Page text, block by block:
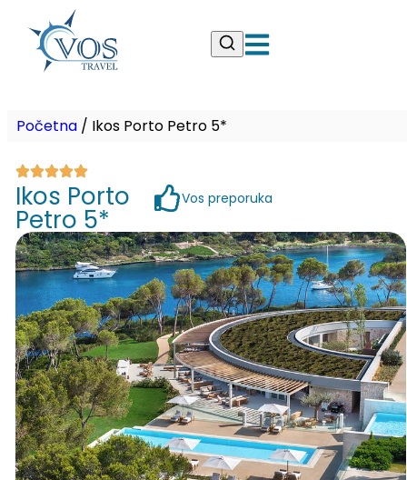
Početna / Ikos Porto Petro 5*
Ikos Porto
Petro 5*
Vos preporuka